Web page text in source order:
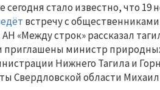
сегодня стало известно, что
встречу с
«Между строк» рассказал
министр
Нижнего Тагила и
Свердловской области